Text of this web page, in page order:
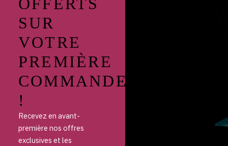
OFFERTS
SUR
VOTRE
PREMIÈRE
COMMANDE
!
Recevez en avant-
première nos offres
exclusives et les